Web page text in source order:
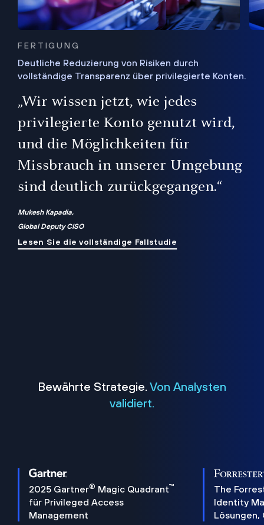
FERTIGUNG
Deutliche Reduzierung von Risiken durch
vollständige Transparenz über privilegierte Konten.
„Wir wissen jetzt, wie jedes
privilegierte Konto genutzt wird,
und die Möglichkeiten für
Missbrauch in unserer Umgebung
sind deutlich zurückgegangen.“
Mukesh Kapadia,
Global Deputy CISO
Lesen Sie die vollständige Fallstudie
Bewährte Strategie. Von Analysten
validiert.
2025 Gartner® Magic Quadrant™
für Privileged Access
Management
The
Identity
Lösungen,